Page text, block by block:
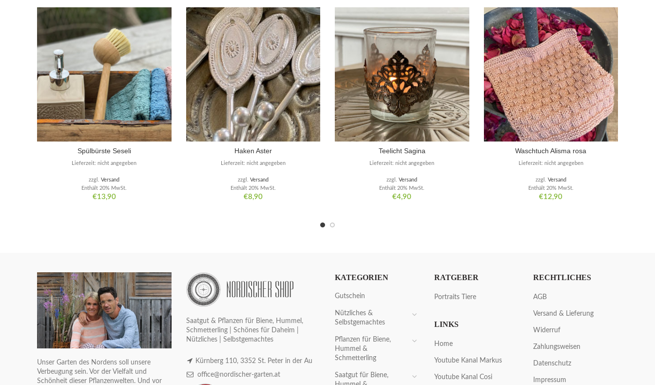
Spülbürste Seseli
€13,90
Enthält 20% MwSt.
zzgl.Versand
Lieferzeit: nicht angegeben
Haken Aster
€8,90
Enthält 20% MwSt.
zzgl. Versand
Lieferzeit: nicht angegeben
Teelicht Sagina
€4,90
Enthält 20% MwSt.
zzgl.Versand
Lieferzeit: nicht angegeben
Waschtuch Alisma rosa
€12,90
Enthält 20% MwSt.
zzgl. Versand
Lieferzeit: nicht angegeben
Unser Garten des Nordens soll unsere
Verbeugung sein. Vor der Vielfalt und
Schönheit dieser Pflanzenwelten. Und vor
Saatgut & Pflanzen für Biene, Hummel,
Schmetterling | Schönes für Daheim |
Nützliches | Selbstgemachtes
Kürnberg 110, 3352 St. Peter in der Au
office@nordischer-garten.at
KATEGORIEN
Gutschein
Nützliches &
Selbstgemachtes
Pflanzen für Biene,
Hummel &
Schmetterling
Saatgut für Biene,
RATGEBER
Portraits Tiere
LINKS
Home
Youtube Kanal Markus
Youtube Kanal Cosi
RECHTLICHES
AGB
Versand & Lieferung
Widerruf
Zahlungsweisen
Datenschutz
Impressum